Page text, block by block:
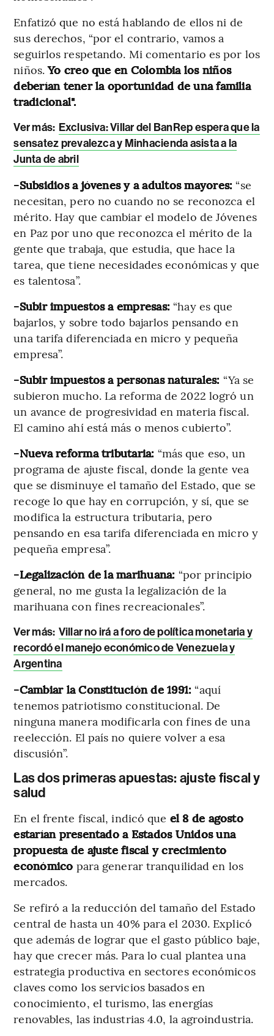
Enfatizó que no está hablando de ellos ni de
sus derechos, “por el contrario, vamos a
seguirlos respetando. Mi comentario es por los
niños.Yo creo que en Colombia los niños
deberían tener la oportunidad de una familia
tradicional".
Ver más: Exclusiva: Villar del BanRep espera que la
sensatez prevalezca y Minhacienda asista a la
Junta de abril
-Subsidios a jóvenes y a adultos mayores:“se
necesitan, pero no cuando no se reconozca el
mérito. Hay que cambiar el modelo de Jóvenes
en Paz por uno que reconozca el mérito de la
gente que trabaja, que estudia, que hace la
tarea, que tiene necesidades económicas y que
es talentosa”.
-Subir impuestos a empresas: “hay es que
bajarlos, y sobre todo bajarlos pensando en
una tarifa diferenciada en micro y pequeña
empresa”.
-Subir impuestos a personas naturales: “Ya se
subieron mucho. La reforma de 2022 logró un
un avance de progresividad en materia fiscal.
El camino ahí está más o menos cubierto”.
-Nueva reforma tributaria: “más que eso, un
programa de ajuste fiscal, donde la gente vea
que se disminuye el tamaño del Estado, que se
recoge lo que hay en corrupción, y sí, que se
modifica la estructura tributaria, pero
pensando en esa tarifa diferenciada en micro y
pequeña empresa”.
-Legalización de la marihuana: “por principio
general, no me gusta la legalización de la
marihuana con fines recreacionales”.
Ver más: Villar no irá a foro de política monetaria y
recordó el manejo económico de Venezuela y
Argentina
-Cambiar la Constitución de 1991: “aquí
tenemos patriotismo constitucional. De
ninguna manera modificarla con fines de una
reelección. El país no quiere volver a esa
discusión”.
Las dos primeras apuestas: ajuste fiscal y
salud
En el frente fiscal, indicó que el 8 de agosto
estarían presentado a Estados Unidos una
propuesta de ajuste fiscal y crecimiento
económico para generar tranquilidad en los
mercados.
Se refiró a la reducción del tamaño del Estado
central de hasta un 40% para el 2030. Explicó
que además de lograr que el gasto público baje,
hay que crecer más. Para lo cual plantea una
estrategia productiva en sectores económicos
claves como los servicios basados en
conocimiento, el turismo, las energías
renovables, las industrias 4.0, la agroindustria.